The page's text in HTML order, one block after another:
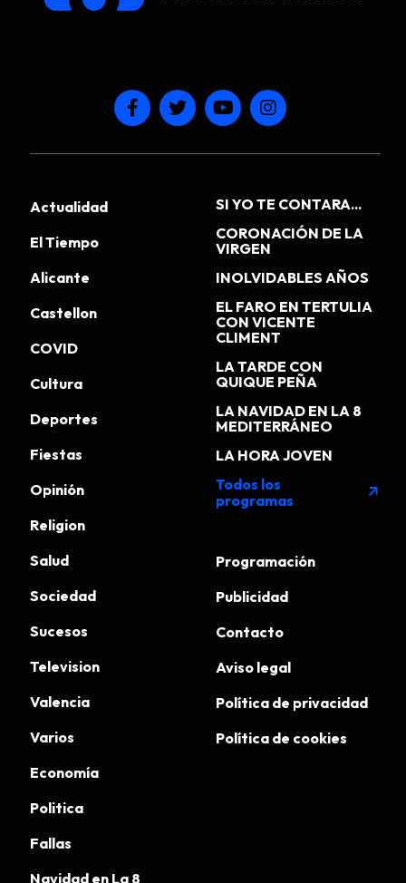
Actualidad
El Tiempo
Alicante
Castellon
COVID
Cultura
Deportes
Fiestas
Opinión
Religion
Salud
Sociedad
Sucesos
Television
Valencia
Varios
Economía
Politica
Fallas
Navidad en La 8
SI YO TE CONTARA...
CORONACIÓN DE LA
VIRGEN
INOLVIDABLES AÑOS
EL FARO EN TERTULIA
CON VICENTE
CLIMENT
LA TARDE CON
QUIQUE PEÑA
LA NAVIDAD EN LA 8
MEDITERRÁNEO
LA HORA JOVEN
Todos los
programas
arrow_outward
Programación
Publicidad
Contacto
Aviso legal
Política de privacidad
Política de cookies